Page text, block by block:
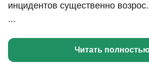
инцидентов существенно возрос.
...
Читать полностью